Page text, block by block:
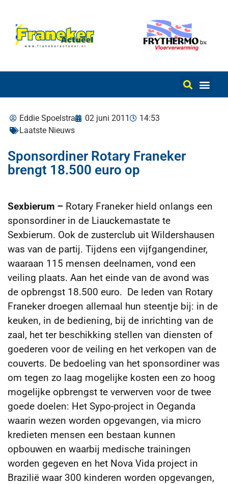
Eddie Spoelstra 02 juni 2011
14:53
Laatste Nieuws
Sponsordiner Rotary Franeker
brengt 18.500 euro op
Sexbierum – Rotary Franeker hield onlangs een
sponsordiner in de Liauckemastate te
Sexbierum. Ook de zusterclub uit Wildershausen
was van de partij. Tijdens een vijfgangendiner,
waaraan 115 mensen deelnamen, vond een
veiling plaats. Aan het einde van de avond was
de opbrengst 18.500 euro. De leden van Rotary
Franeker droegen allemaal hun steentje bij: in de
keuken, in de bediening, bij de inrichting van de
zaal, het ter beschikking stellen van diensten of
goederen voor de veiling en het verkopen van de
couverts. De bedoeling van het sponsordiner was
om tegen zo laag mogelijke kosten een zo hoog
mogelijke opbrengst te verwerven voor de twee
goede doelen: Het Sypo-project in Oeganda
waarin wezen worden opgevangen, via micro
kredieten mensen een bestaan kunnen
opbouwen en waarbij medische trainingen
worden gegeven en het Nova Vida project in
Brazilië waar 300 kinderen worden opgevangen,